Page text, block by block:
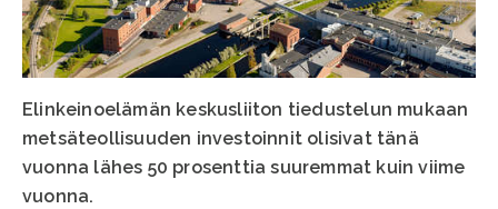
Elinkeinoelämän keskusliiton tiedustelun mukaan
metsäteollisuuden investoinnit olisivat tänä
vuonna lähes 50 prosenttia suuremmat kuin viime
vuonna.